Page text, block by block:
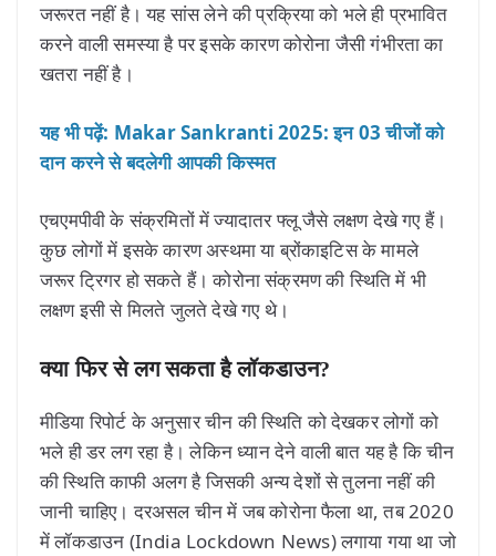
जरूरत नहीं है। यह सांस लेने की प्रक्रिया को भले ही प्रभावित
करने वाली समस्या है पर इसके कारण कोरोना जैसी गंभीरता का
खतरा नहीं है।
यह भी पढ़ें: Makar Sankranti 2025: इन 03 चीजों को
दान करने से बदलेगी आपकी किस्मत
एचएमपीवी के संक्रमितों में ज्यादातर फ्लू जैसे लक्षण देखे गए हैं।
कुछ लोगों में इसके कारण अस्थमा या ब्रोंकाइटिस के मामले
जरूर ट्रिगर हो सकते हैं। कोरोना संक्रमण की स्थिति में भी
लक्षण इसी से मिलते जुलते देखे गए थे।
क्या फिर से लग सकता है लॉकडाउन?
मीडिया रिपोर्ट के अनुसार चीन की स्थिति को देखकर लोगों को
भले ही डर लग रहा है। लेकिन ध्यान देने वाली बात यह है कि चीन
की स्थिति काफी अलग है जिसकी अन्य देशों से तुलना नहीं की
जानी चाहिए। दरअसल चीन में जब कोरोना फैला था, तब 2020
में लॉकडाउन (India Lockdown News) लगाया गया था जो